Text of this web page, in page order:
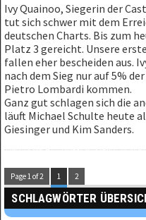
Ivy Quainoo, Siegerin der
tut sich schwer mit dem
deutschen Charts. Bis zum
Platz 3 gereicht. Unsere
fallen eher bescheiden aus.
nach dem Sieg nur auf 5%
Pietro Lombardi kommen.
Ganz gut schlagen sich die
läuft Michael Schulte heute
Giesinger und Kim Sanders.
Page 1 of 2 1 2
SCHLAGWÖRTER